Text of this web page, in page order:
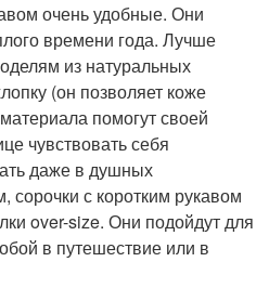
очень удобные. Они
времени года. Лучше
из натуральных
(он позволяет коже
помогут своей
чувствовать себя
даже в душных
с коротким рукавом
over-size. Они подойдут для
в путешествие или в